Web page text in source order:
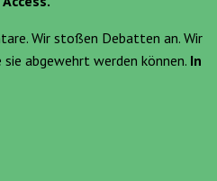
Wir stoßen Debatten an. Wir
abgewehrt werden können. In